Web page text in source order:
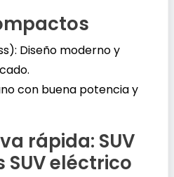
Diseño moderno y
con buena potencia y
rápida: SUV
eléctrico